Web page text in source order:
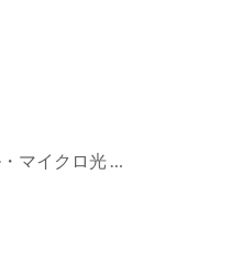
マイクロ光 …